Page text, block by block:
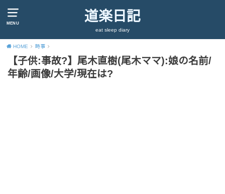
MENU 道楽日記
eat sleep diary
HOME 時事
【子供:事故?】尾木直樹(尾木ママ):娘の名前/
年齢/画像/大学/現在は?